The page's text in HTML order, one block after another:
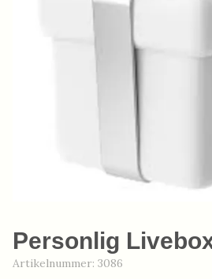
Personlig
Artikelnummer: 3086